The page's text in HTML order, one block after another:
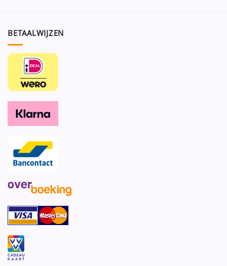
BETAALWIJZEN